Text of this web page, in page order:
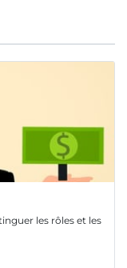
les rôles et les